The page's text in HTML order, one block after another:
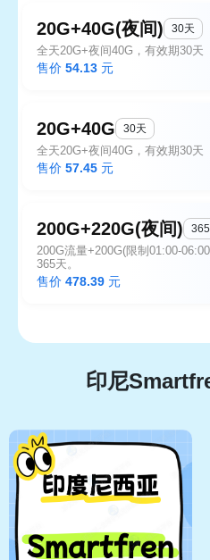
20G+40G(夜间) 30天
全天20G+夜间40G，有效期30天
售价 54.13 元
20G+40G 30天
全天20G+夜间40G，有效期30天
售价 57.45 元
200G+220G(夜间)
200G流量+200G(限制01:00-
365天。
售价 478.39 元
印尼